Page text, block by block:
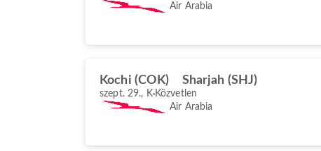
Air Arabia
Kochi (COK) Sharjah (SHJ)
szept. 29., K Közvetlen
Air Arabia